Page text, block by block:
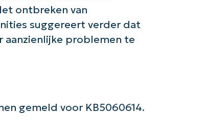
ontbreken van
suggereert verder dat
aanzienlijke problemen te
gemeld voor KB5060614.